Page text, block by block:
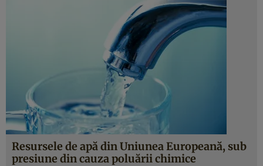
Resursele de apă din Uniunea Europeană, sub
presiune din cauza poluării chimice